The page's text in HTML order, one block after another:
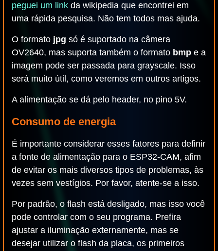
peguei um link da wikipedia que encontrei em
uma rápida pesquisa. Não tem todos mas ajuda.
O formato jpg só é suportado na câmera
OV2640, mas suporta também o formato bmp e a
imagem pode ser passada para grayscale. Isso
será muito útil, como veremos em outros artigos.
A alimentação se dá pelo header, no pino 5V.
Consumo de energia
É importante considerar esses fatores para definir
a fonte de alimentação para o ESP32-CAM, afim
de evitar os mais diversos tipos de problemas, às
vezes sem vestígios. Por favor, atente-se a isso.
Por padrão, o flash está desligado, mas isso você
pode controlar com o seu programa. Prefira
ajustar a iluminação externamente, mas se
desejar utilizar o flash da placa, os primeiros